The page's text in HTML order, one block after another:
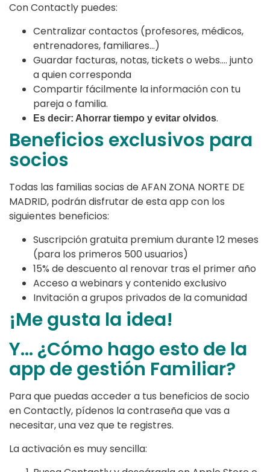
Con Contactly puedes:
Centralizar contactos (profesores, médicos,
entrenadores, familiares…)
Guardar facturas, notas, tickets o webs…. junto
a quien corresponda
Compartir fácilmente la información con tu
pareja o familia.
Es decir: Ahorrar tiempo y evitar olvidos.
Beneficios exclusivos para
socios
Todas las familias socias de AFAN ZONA NORTE DE
MADRID, podrán disfrutar de esta app con los
siguientes beneficios:
Suscripción gratuita premium durante 12 meses
(para los primeros 500 usuarios)
15% de descuento al renovar tras el primer año
Acceso a webinars y contenido exclusivo
Invitación a grupos privados de la comunidad
¡Me gusta la idea!
Y… ¿Cómo hago esto de la
app de gestión Familiar?
Para que puedas acceder a tus beneficios de socio
en Contactly, pídenos la contraseña que vas a
necesitar, una vez que te registres.
La activación es muy sencilla: